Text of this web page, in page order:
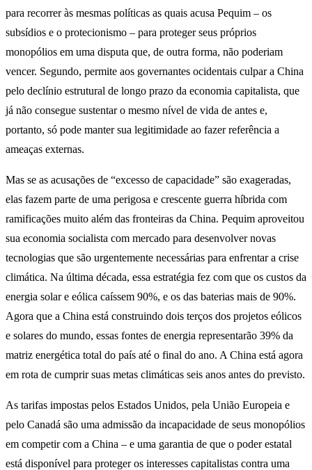
para recorrer às mesmas políticas as quais acusa Pequim – os
subsídios e o protecionismo – para proteger seus próprios
monopólios em uma disputa que, de outra forma, não poderiam
vencer. Segundo, permite aos governantes ocidentais culpar a China
pelo declínio estrutural de longo prazo da economia capitalista, que
já não consegue sustentar o mesmo nível de vida de antes e,
portanto, só pode manter sua legitimidade ao fazer referência a
ameaças externas.
Mas se as acusações de “excesso de capacidade” são exageradas,
elas fazem parte de uma perigosa e crescente guerra híbrida com
ramificações muito além das fronteiras da China. Pequim aproveitou
sua economia socialista com mercado para desenvolver novas
tecnologias que são urgentemente necessárias para enfrentar a crise
climática. Na última década, essa estratégia fez com que os custos da
energia solar e eólica caíssem 90%, e os das baterias mais de 90%.
Agora que a China está construindo dois terços dos projetos eólicos
e solares do mundo, essas fontes de energia representarão 39% da
matriz energética total do país até o final do ano. A China está agora
em rota de cumprir suas metas climáticas seis anos antes do previsto.
As tarifas impostas pelos Estados Unidos, pela União Europeia e
pelo Canadá são uma admissão da incapacidade de seus monopólios
em competir com a China – e uma garantia de que o poder estatal
está disponível para proteger os interesses capitalistas contra uma